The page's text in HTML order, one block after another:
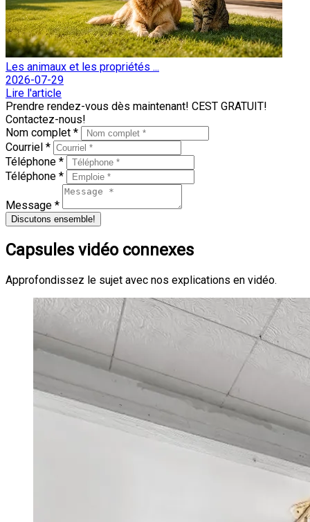
Les animaux et les propriétés ...
2026-07-29
Lire l'article
Prendre rendez-vous dès maintenant! CEST GRATUIT!
Contactez-nous!
Nom complet *
Courriel *
Téléphone *
Téléphone *
Message *
Discutons ensemble!
Capsules vidéo connexes
Approfondissez le sujet avec nos explications en vidéo.